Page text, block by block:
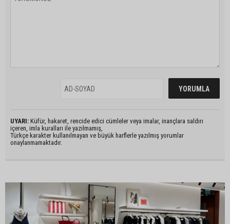
UYARI: Küfür, hakaret, rencide edici cümleler veya imalar, inançlara saldırı
içeren, imla kuralları ile yazılmamış,
Türkçe karakter kullanılmayan ve büyük harflerle yazılmış yorumlar
onaylanmamaktadır.